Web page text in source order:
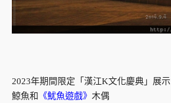
2023年期間限定「漢江K文化慶典」展示
鯨魚和
《魷魚遊戲》 木偶